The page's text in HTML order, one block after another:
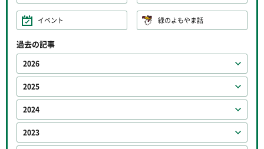
イベント 緑のよもやま話
過去の記事
2026
2025
2024
2023